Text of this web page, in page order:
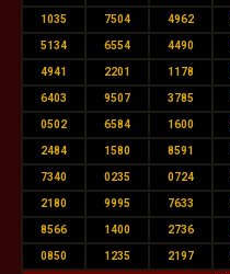
1035 7504 4962
5134 6554 4490
4941 2201 1178
6403 9507 3785
0502 6584 1600
2484 1580 8591
7340 0235 0724
2180 9995 7633
8566 1400 2736
0850 1235 2197